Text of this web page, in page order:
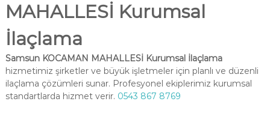
MAHALLESİ Kurumsal
İlaçlama
Samsun KOCAMAN MAHALLESİ Kurumsal İlaçlama
hizmetimiz şirketler ve büyük işletmeler için planlı ve düzenli
ilaçlama çözümleri sunar. Profesyonel ekiplerimiz kurumsal
standartlarda hizmet verir. 0543 867 8769